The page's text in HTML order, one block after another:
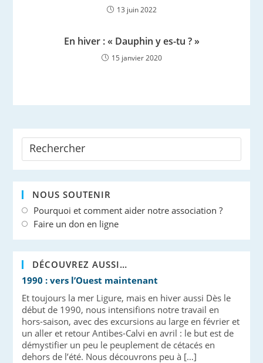
13 juin 2022
En hiver : « Dauphin y es-tu ? »
15 janvier 2020
NOUS SOUTENIR
Pourquoi et comment aider notre association ?
Faire un don en ligne
DÉCOUVREZ AUSSI…
1990 : vers l’Ouest maintenant
Et toujours la mer Ligure, mais en hiver aussi Dès le
début de 1990, nous intensifions notre travail en
hors-saison, avec des excursions au large en février et
un aller et retour Antibes-Calvi en avril : le but est de
démystifier un peu le peuplement de cétacés en
dehors de l’été. Nous découvrons peu à […]